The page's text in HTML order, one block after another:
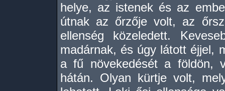
helye, az istenek és az
útnak az őrzője volt, az
ellenség közeledett.
madárnak, és úgy látott éjjel,
a fű növekedését a földön,
hátán. Olyan kürtje volt,